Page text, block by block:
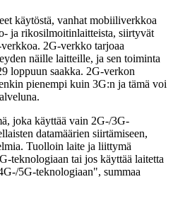
käytöstä, vanhat mobiiliverkkoa
ja rikosilmoitinlaitteista, siirtyvät
2G-verkko tarjoaa
näille laitteille, ja sen toiminta
loppuun saakka. 2G-verkon
pienempi kuin 3G:n ja tämä voi
joka käyttää vain 2G-/3G-
datamäärien siirtämiseen,
Tuolloin laite ja liittymä
teknologiaan tai jos käyttää laitetta
5G-teknologiaan", summaa